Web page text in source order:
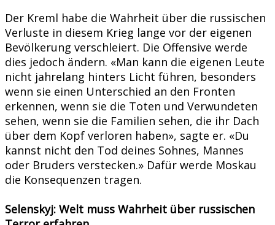
Der Kreml habe die Wahrheit über die russischen
Verluste in diesem Krieg lange vor der eigenen
Bevölkerung verschleiert. Die Offensive werde
dies jedoch ändern. «Man kann die eigenen Leute
nicht jahrelang hinters Licht führen, besonders
wenn sie einen Unterschied an den Fronten
erkennen, wenn sie die Toten und Verwundeten
sehen, wenn sie die Familien sehen, die ihr Dach
über dem Kopf verloren haben», sagte er. «Du
kannst nicht den Tod deines Sohnes, Mannes
oder Bruders verstecken.» Dafür werde Moskau
die Konsequenzen tragen.
Selenskyj: Welt muss Wahrheit über russischen